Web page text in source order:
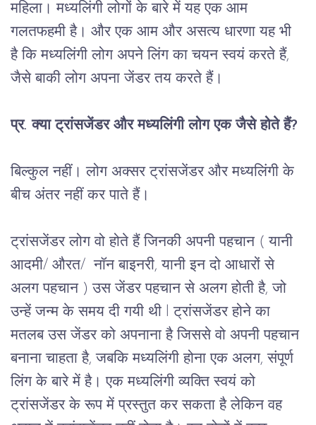
महिला। मध्यलिंगी लोगों के बारे में यह एक आम
गलतफहमी है। और एक आम और असत्य धारणा यह भी
है कि मध्यलिंगी लोग अपने लिंग का चयन स्वयं करते हैं,
जैसे बाकी लोग अपना जेंडर तय करते हैं।
प्र. क्या ट्रांसजेंडर और मध्यलिंगी लोग एक जैसे होते हैं?
बिल्कुल नहीं। लोग अक्सर ट्रांसजेंडर और मध्यलिंगी के
बीच अंतर नहीं कर पाते हैं।
ट्रांसजेंडर लोग वो होते हैं जिनकी अपनी पहचान ( यानी
आदमी/ औरत/  नॉन बाइनरी, यानी इन दो आधारों से
अलग पहचान ) उस जेंडर पहचान से अलग होती है, जो
उन्हें जन्म के समय दी गयी थी l
ट्रांसजेंडर होने का
मतलब उस जेंडर को अपनाना है जिससे वो अपनी पहचान
बनाना चाहता है, जबकि मध्यलिंगी होना एक अलग, संपूर्ण
लिंग के बारे में है। एक मध्यलिंगी व्यक्ति स्वयं को
ट्रांसजेंडर के रूप में प्रस्तुत कर सकता है लेकिन वह